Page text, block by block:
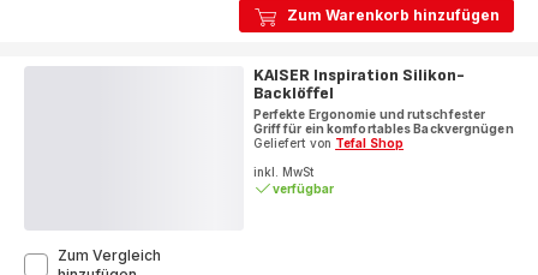
Zum Warenkorb hinzufügen
KAISER Inspiration Silikon-
Backlöffel
Perfekte Ergonomie und rutschfester
Griff für ein komfortables Backvergnügen
Geliefert von Tefal Shop
inkl. MwSt
verfügbar
Zum Vergleich